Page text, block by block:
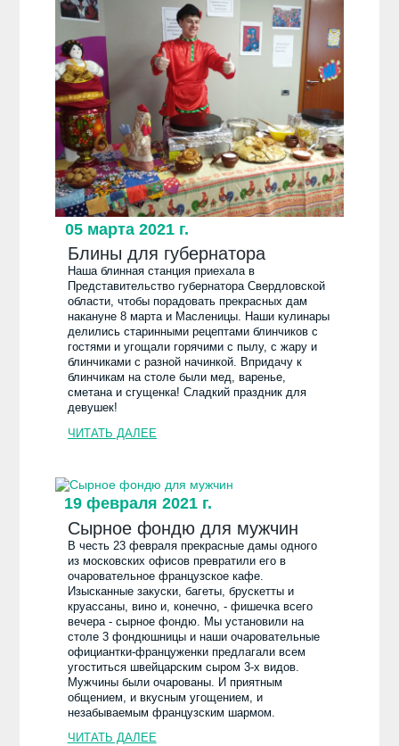
05 марта 2021 г.
Блины для губернатора
Наша блинная станция приехала в
Представительство губернатора Свердловской
области, чтобы порадовать прекрасных дам
накануне 8 марта и Масленицы. Наши кулинары
делились старинными рецептами блинчиков с
гостями и угощали горячими с пылу, с жару и
блинчиками с разной начинкой. Впридачу к
блинчикам на столе были мед, варенье,
сметана и сгущенка! Сладкий праздник для
девушек!
ЧИТАТЬ ДАЛЕЕ
19 февраля 2021 г.
Сырное фондю для мужчин
В честь 23 февраля прекрасные дамы одного
из московских офисов превратили его в
очаровательное французское кафе.
Изысканные закуски, багеты, брускетты и
круассаны, вино и, конечно, - фишечка всего
вечера - сырное фондю. Мы установили на
столе 3 фондюшницы и наши очаровательные
официантки-француженки предлагали всем
угоститься швейцарским сыром 3-х видов.
Мужчины были очарованы. И приятным
общением, и вкусным угощением, и
незабываемым французским шармом.
ЧИТАТЬ ДАЛЕЕ